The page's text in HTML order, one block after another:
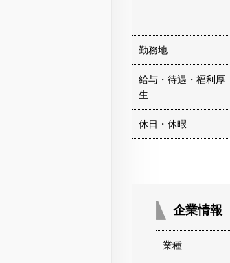
勤務地
給与・待遇・福利厚
生
休日・休暇
企業情報
業種